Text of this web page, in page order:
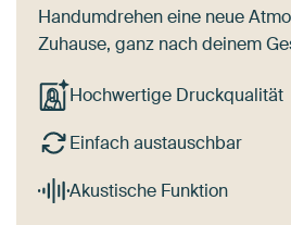
Handumdrehen eine neue
Zuhause, ganz nach deinem
Hochwertige Druckqualität
Einfach austauschbar
Akustische Funktion